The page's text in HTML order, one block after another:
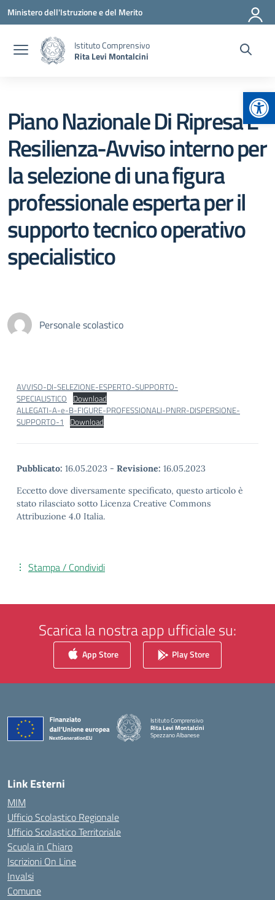
Vai ai contenuti
Vai al menu di navigazione
Vai al footer
Ministero dell'Istruzione e del Merito
Istituto Comprensivo
Rita Levi Montalcini
Piano Nazionale Di Ripresa E
Resilienza-Avviso interno per
la selezione di una figura
professionale esperta per il
supporto tecnico operativo
specialistico
Personale scolastico
AVVISO-DI-SELEZIONE-ESPERTO-SUPPORTO-
SPECIALISTICO Download
ALLEGATI-A-e-B-FIGURE-PROFESSIONALI-PNRR-DISPERSIONE-
SUPPORTO-1
Download
Pubblicato: 16.05.2023 - Revisione: 16.05.2023
Eccetto dove diversamente specificato, questo articolo è
stato rilasciato sotto Licenza Creative Commons
Attribuzione 4.0 Italia.
Stampa / Condividi
Scarica la nostra app ufficiale su:
App Store Play Store
Istituto Comprensivo
Rita Levi Montalcini
Spezzano Albanese
— Visita la pagina iniziale della scuola
Link Esterni
MIM
Ufficio Scolastico Regionale
Ufficio Scolastico Territoriale
Scuola in Chiaro
Iscrizioni On Line
Invalsi
Comune